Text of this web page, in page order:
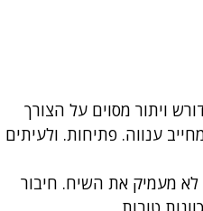
ויתור מסוים על הצורך
ענווה. פתיחות. ולעיתים
מעמיק את השיח. חיבור